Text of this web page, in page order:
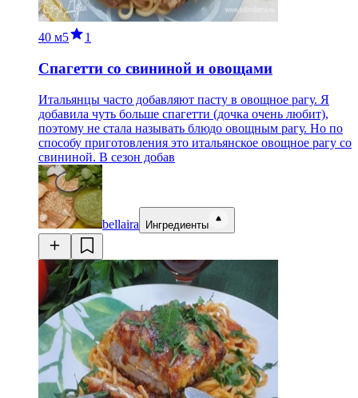
40 м5 1
Спагетти со свининой и овощами
Итальянцы часто добавляют пасту в овощное рагу. Я
добавила чуть больше спагетти (дочка очень любит),
поэтому не стала называть блюдо овощным рагу. Но по
способу приготовления это итальянское овощное рагу со
свининой. В сезон добав
bellaira Ингредиенты